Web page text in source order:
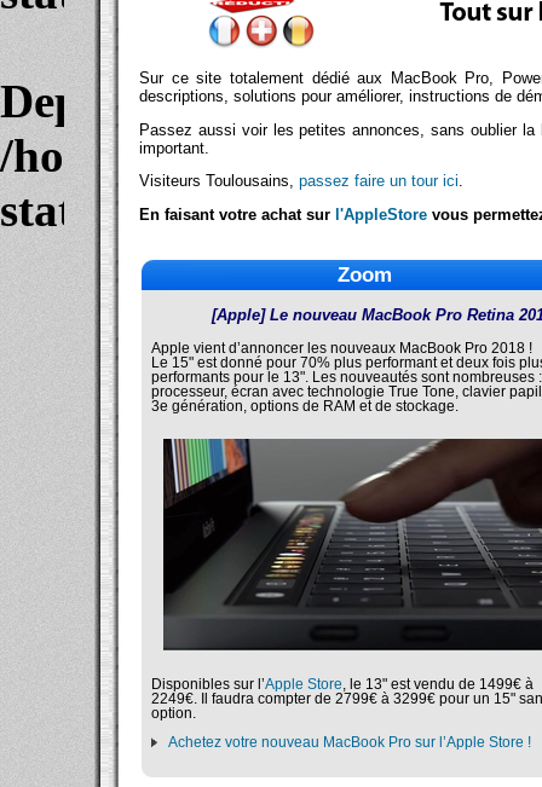
Sur ce site totalement dédié aux MacBook Pro,
descriptions, solutions pour améliorer, instructions de
Passez aussi voir les petites annonces, sans oublier
important.
Visiteurs Toulousains, passez faire un tour ici.
En faisant votre achat sur l'AppleStore vous
Zoom
[Apple] Le nouveau MacBook Pro Retina
Apple vient d’annoncer les nouveaux MacBook Pro 2018 !
Le 15" est donné pour 70% plus performant et deux fois
performants pour le 13". Les nouveautés sont nombreuses :
processeur, écran avec technologie True Tone, clavier
3e génération, options de RAM et de stockage.
Disponibles sur l’Apple Store , le 13" est vendu de 1499€ à
2249€. Il faudra compter de 2799€ à 3299€ pour un 15"
option.
Achetez votre nouveau MacBook Pro sur l’Apple Store !
Deprecated: Function
/home/clients/
stats.php3on line55